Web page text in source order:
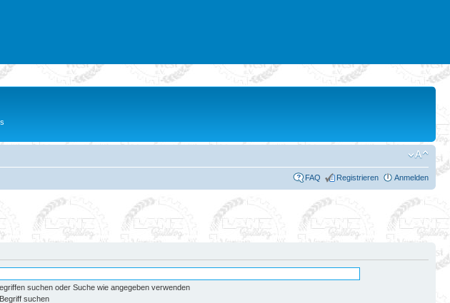
FAQ Registrieren Anmelden
suchen oder Suche wie angegeben verwenden
suchen